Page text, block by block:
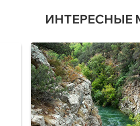
ИНТЕРЕСНЫЕ